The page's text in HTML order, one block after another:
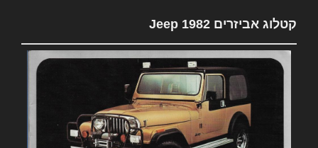
קטלוג אביזרים 1982 Jeep